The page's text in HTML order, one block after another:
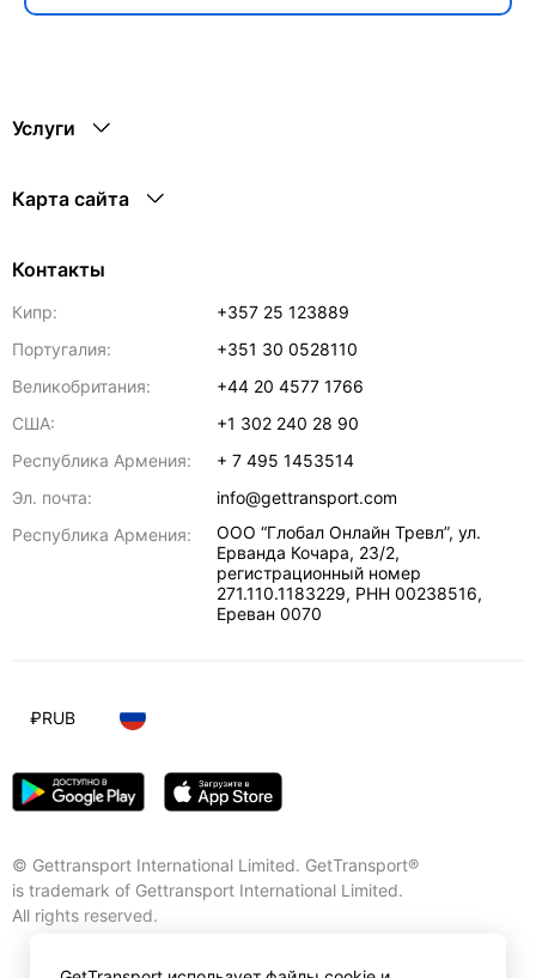
Услуги
Карта сайта
Контакты
Кипр:
+357 25 123889
Португалия:
+351 30 0528110
Великобритания:
+44 20 4577 1766
США:
+1 302 240 28 90
Республика Армения:
+ 7 495 1453514
Эл. почта:
info@gettransport.com
Республика Армения:
ООО “Глобал Онлайн Тревл”, ул.
Ерванда Кочара, 23/2,
регистрационный номер
271.110.1183229, РНН 00238516,
Ереван 0070
© Gettransport International Limited. GetTransport®
is trademark of Gettransport International Limited.
All rights reserved.
₽RUB